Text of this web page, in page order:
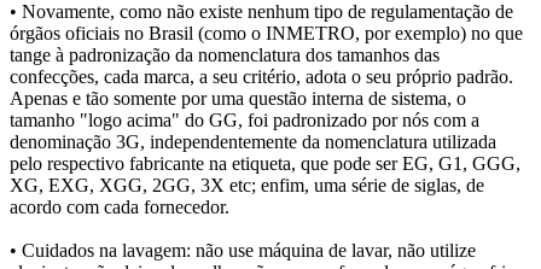
• Novamente, como não existe nenhum tipo de regulamentação de
órgãos oficiais no Brasil (como o INMETRO, por exemplo) no que
tange à padronização da nomenclatura dos tamanhos das
confecções, cada marca, a seu critério, adota o seu próprio padrão.
Apenas e tão somente por uma questão interna de sistema, o
tamanho "logo acima" do GG, foi padronizado por nós com a
denominação 3G, independentemente da nomenclatura utilizada
pelo respectivo fabricante na etiqueta, que pode ser EG, G1, GGG,
XG, EXG, XGG, 2GG, 3X etc; enfim, uma série de siglas, de
acordo com cada fornecedor.
• Cuidados na lavagem: não use máquina de lavar, não utilize